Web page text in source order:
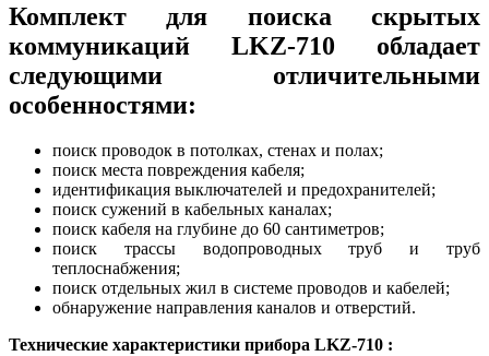
Комплект для поиска скрытых
коммуникаций LKZ-710 обладает
следующими отличительными
особенностями:
поиск проводок в потолках, стенах и полах;
поиск места повреждения кабеля;
идентификация выключателей и предохранителей;
поиск сужений в кабельных каналах;
поиск кабеля на глубине до 60 сантиметров;
поиск трассы водопроводных труб и труб
теплоснабжения;
поиск отдельных жил в системе проводов и кабелей;
обнаружение направления каналов и отверстий.
Технические характеристики прибора LKZ-710 :